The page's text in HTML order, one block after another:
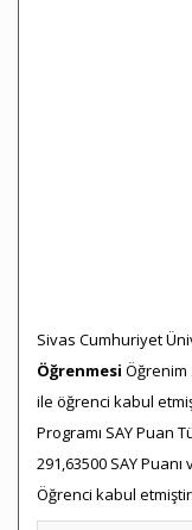
Sivas Cumhuriyet
Öğrenmesi Öğrenim
ile öğrenci kabul
Programı SAY Puan
291,63500 SAY Puanı
Öğrenci kabul